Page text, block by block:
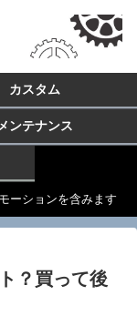
カスタム
メンテナンス
ーションを含みます
？買って後